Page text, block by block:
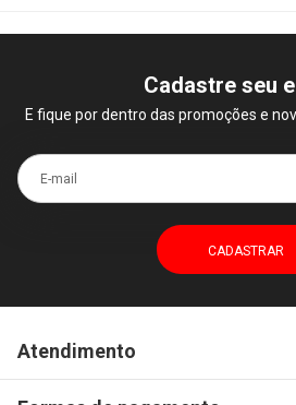
Cadastre seu
E fique por dentro das promoções e
E-mail
Atendimento